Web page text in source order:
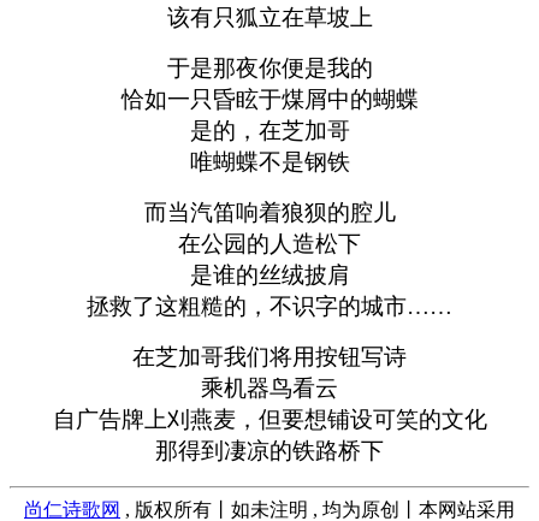
该有只狐立在草坡上
于是那夜你便是我的
恰如一只昏眩于煤屑中的蝴蝶
是的，在芝加哥
唯蝴蝶不是钢铁
而当汽笛响着狼狈的腔儿
在公园的人造松下
是谁的丝绒披肩
拯救了这粗糙的，不识字的城市……
在芝加哥我们将用按钮写诗
乘机器鸟看云
自广告牌上刈燕麦，但要想铺设可笑的文化
那得到凄凉的铁路桥下
尚仁诗歌网 , 版权所有丨如未注明 , 均为原创丨本网站采用